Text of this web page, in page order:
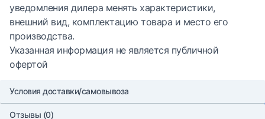
уведомления дилера менять характеристики,
внешний вид, комплектацию товара и место его
производства.
Указанная информация не является публичной
офертой
Условия доставки/самовывоза
Отзывы (0)